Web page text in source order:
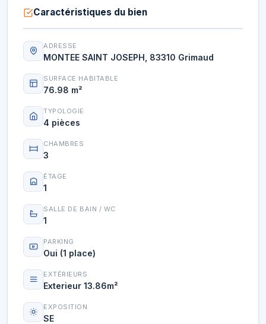
Caractéristiques du bien
ADRESSE
MONTEE SAINT JOSEPH, 83310 Grimaud
SURFACE HABITABLE
76.98 m²
TYPOLOGIE
4 pièces
CHAMBRES
3
ÉTAGE
1
SALLE DE BAIN / WC
1
PARKING
Oui (1 place)
EXTÉRIEURS
Exterieur 13.86m²
EXPOSITION
SE